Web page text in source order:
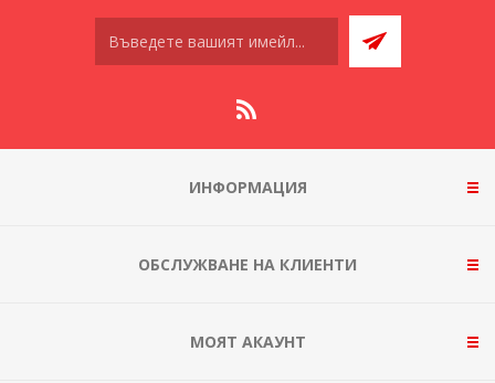
ИНФОРМАЦИЯ
ОБСЛУЖВАНЕ НА КЛИЕНТИ
МОЯТ АКАУНТ